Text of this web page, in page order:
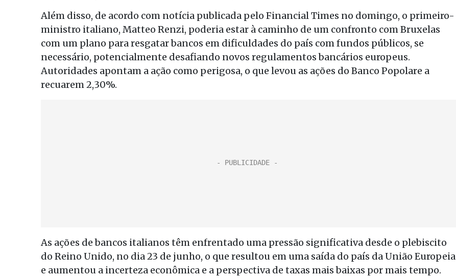
Além disso, de acordo com notícia publicada pelo Financial Times no domingo, o primeiro-
ministro italiano, Matteo Renzi, poderia estar à caminho de um confronto com Bruxelas
com um plano para resgatar bancos em dificuldades do país com fundos públicos, se
necessário, potencialmente desafiando novos regulamentos bancários europeus.
Autoridades apontam a ação como perigosa, o que levou as ações do Banco Popolare a
recuarem 2,30%.
As ações de bancos italianos têm enfrentado uma pressão significativa desde o plebiscito
do Reino Unido, no dia 23 de junho, o que resultou em uma saída do país da União Europeia
e aumentou a incerteza econômica e a perspectiva de taxas mais baixas por mais tempo.